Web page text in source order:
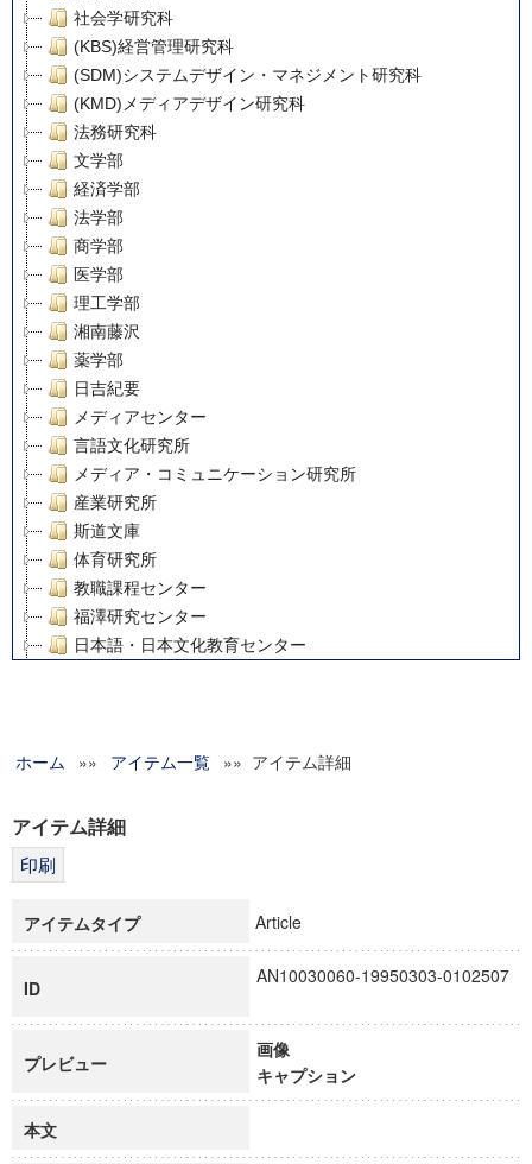
社会学研究科
(KBS)経営管理研究科
(SDM)システムデザイン・マネジメント研究科
(KMD)メディアデザイン研究科
法務研究科
文学部
経済学部
法学部
商学部
医学部
理工学部
湘南藤沢
薬学部
日吉紀要
メディアセンター
言語文化研究所
メディア・コミュニケーション研究所
産業研究所
斯道文庫
体育研究所
教職課程センター
福澤研究センター
日本語・日本文化教育センター
グローバルリサーチインスティテュート
科学研究費補助金研究成果報告書
博士課程教育リーディングプログラム「超成熟社会発展のサ
ホーム »» アイテム一覧 »» アイテム詳細
アイテム詳細
アイテムタイプ Article
ID
AN10030060-19950303-0102507
プレビュー
画像
キャプション
本文